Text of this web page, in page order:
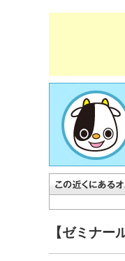
【ゼミナ